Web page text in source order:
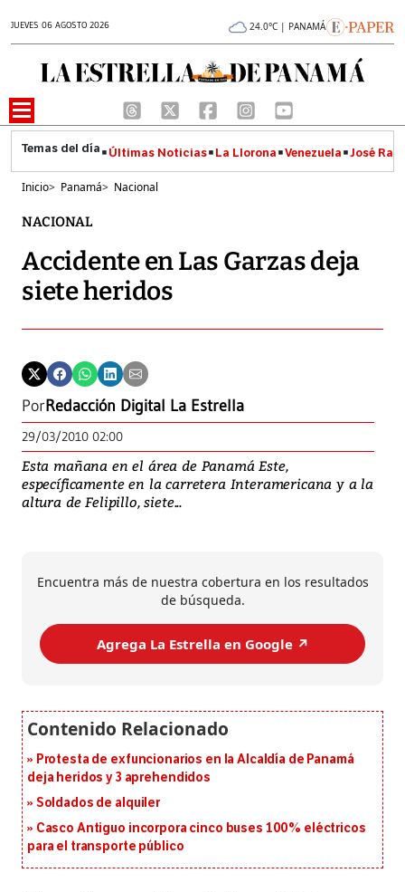
JUEVES 06 AGOSTO 2026 24.0°C | PANAMÁ
Últimas Noticias La Llorona Venezuela José
Inicio> Panamá> Nacional
NACIONAL
Accidente en Las Garzas deja
siete heridos
PorRedacción Digital La Estrella
29/03/2010 02:00
Esta mañana en el área de Panamá Este,
específicamente en la carretera Interamericana y a la
altura de Felipillo, siete...
Encuentra más de nuestra cobertura en los resultados
de búsqueda.
Agrega La Estrella en Google ↗️
Protesta de exfuncionarios en la Alcaldía de Panamá
deja heridos y 3 aprehendidos
Soldados de alquiler
Casco Antiguo incorpora cinco buses 100% eléctricos
para el transporte público